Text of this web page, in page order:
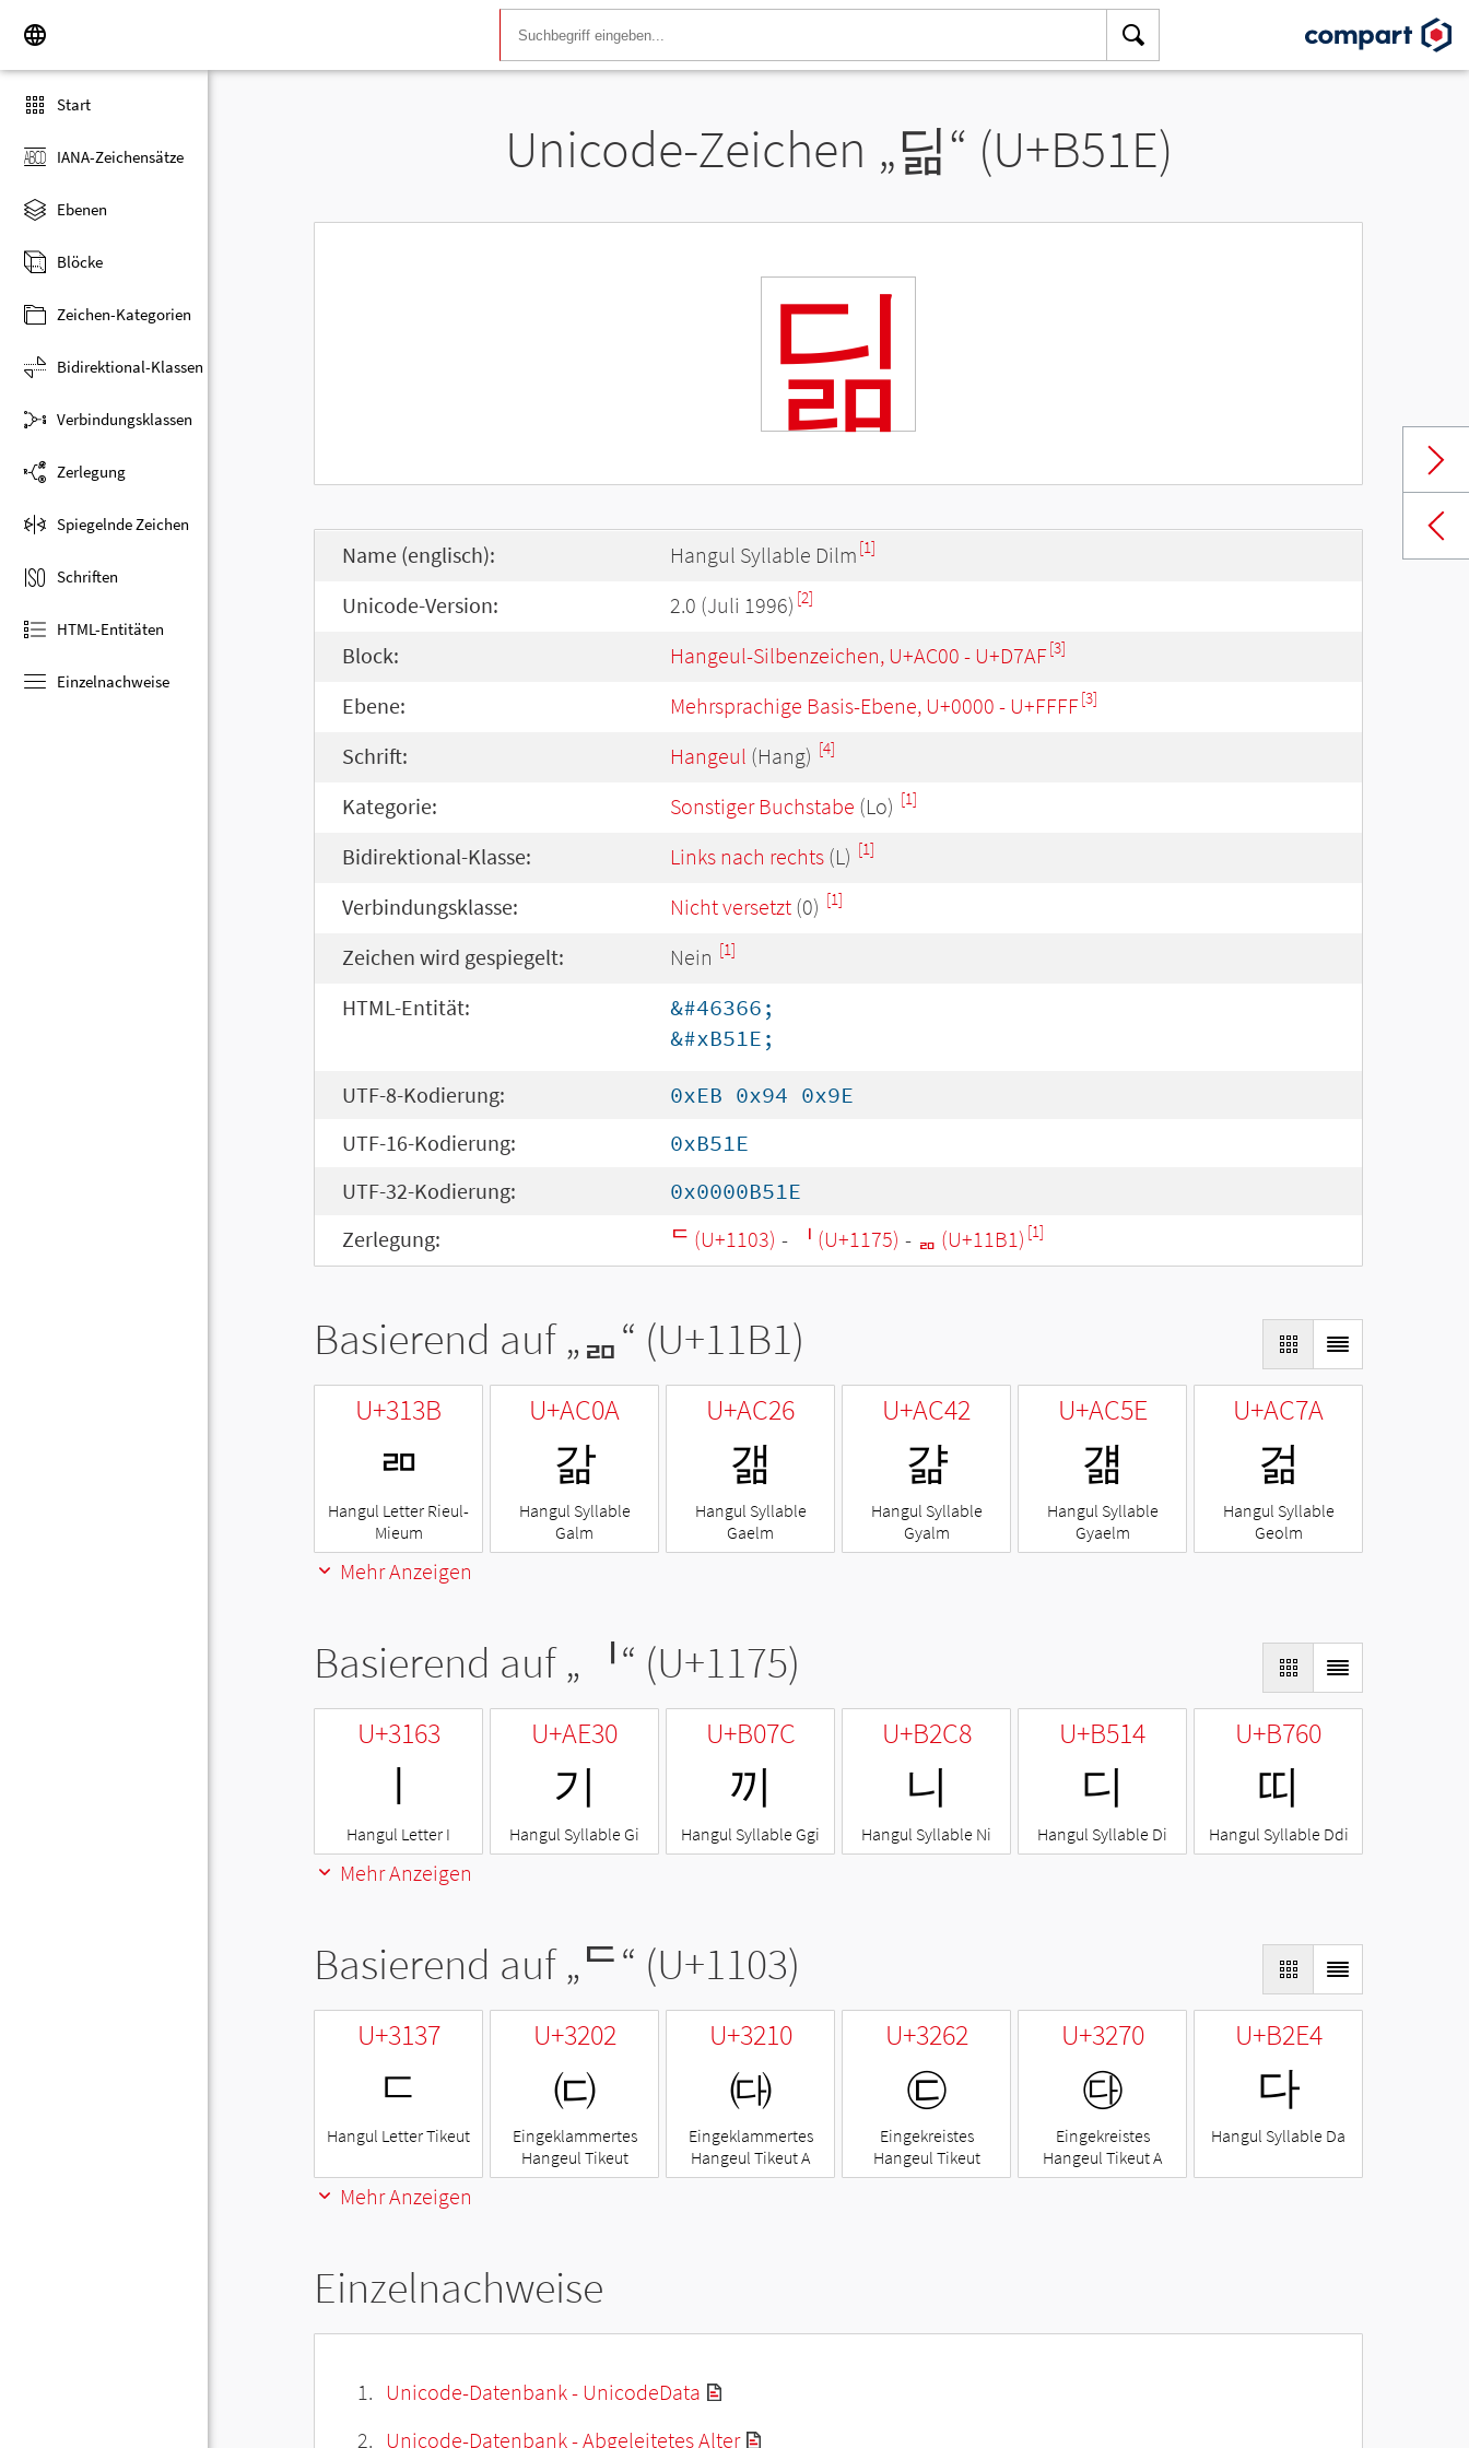
Start
IANA-Zeichensätze
Ebenen
Blöcke
Zeichen-Kategorien
Bidirektional-Klassen
Verbindungsklassen
Zerlegung
Spiegelnde Zeichen
Schriften
HTML-Entitäten
Einzelnachweise
Unicode-Zeichen „딞“ (U+B51E)
딞
Name (englisch): Hangul Syllable Dilm [1]
Unicode-Version: 2.0 (Juli 1996) [2]
Block: Hangeul-Silbenzeichen, U+AC00 - U+D7AF[3]
Ebene: Mehrsprachige Basis-Ebene, U+0000 - U+FFFF[3]
Schrift: Hangeul (Hang) [4]
Kategorie: Sonstiger Buchstabe (Lo) [1]
Bidirektional-Klasse: Links nach rechts (L) [1]
Verbindungsklasse: Nicht versetzt (0) [1]
Zeichen wird gespiegelt: Nein [1]
HTML-Entität:
&#46366;
&#xB51E;
UTF-8-Kodierung:
0xEB 0x94 0x9E
UTF-16-Kodierung:
0xB51E
UTF-32-Kodierung:
0x0000B51E
Zerlegung:
ᄃ (U+1103) - ᅵ (U+1175) - ᆱ (U+11B1) [1]
Basierend auf „ᆱ“ (U+11B1)
U+313B
ㄻ
Hangul Letter Rieul-
Mieum
U+AC0A
갊
Hangul Syllable
Galm
U+AC26
갦
Hangul Syllable
Gaelm
U+AC42
걂
Hangul Syllable
Gyalm
U+AC5E
걞
Hangul Syllable
Gyaelm
U+AC7A
걺
Hangul Syllable
Geolm
Mehr Anzeigen
Basierend auf „ ᅵ“ (U+1175)
U+3163
ㅣ
Hangul Letter I
U+AE30
기
Hangul Syllable Gi
U+B07C
끼
Hangul Syllable Ggi
U+B2C8
니
Hangul Syllable Ni
U+B514
디
Hangul Syllable Di
U+B760
띠
Hangul Syllable Ddi
Mehr Anzeigen
Basierend auf „ᄃ“ (U+1103)
U+3137
ㄷ
Hangul Letter Tikeut
U+3202
㈂
Eingeklammertes
Hangeul Tikeut
U+3210
㈐
Eingeklammertes
Hangeul Tikeut A
U+3262
㉢
Eingekreistes
Hangeul Tikeut
U+3270
㉰
Eingekreistes
Hangeul Tikeut A
U+B2E4
다
Hangul Syllable Da
Mehr Anzeigen
Einzelnachweise
Unicode-Datenbank - UnicodeData
Unicode-Datenbank - Abgeleitetes Alter